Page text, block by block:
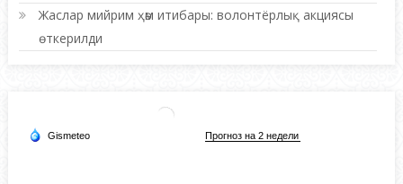
Жаслар мийрим ҳәм итибары: волонтёрлық акциясы
өткерилди